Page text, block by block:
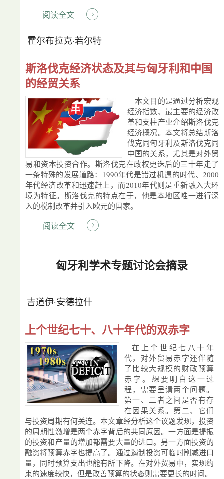
阅读全文
霍尔布拉克·若尔特
斯洛伐克经济状态及其与匈牙利和中国
的经贸关系
本文目的是通过分析宏观
经济指数、最主要的经济改
革和支柱产业介绍斯洛伐克
经济概况。本文将总结斯洛
伐克同匈牙利及斯洛伐克同
中国的关系，尤其是对外贸
易和资本投资合作。斯洛伐克在政权更迭后的三十年走了
一条特殊的发展道路：1990年代是错过机遇的时代、2000
年代经济改革和迅速赶上，而2010年代则是重新融入大环
境为特征。斯洛伐克的特点在于，他是本地区唯一进行深
入的税制改革并引入欧元的国家。
阅读全文
匈牙利学术专题讨论会摘录
吉道伊·安德拉什
上个世纪七十、八十年代的双赤字
在上个世纪七八十年
代，对外贸易赤字还伴随
了比较大规模的财政预算
赤字。想要明白这一过
程，需要呈请两个问题。
第一、二者之间是否有存
在因果关系。第二、它们
与投资周期有何关连。本文章经分析这个议题发现，投资
的周期性激增是两个赤字背后的共同原因。一方面是提振
的投资和产量的增加都需要大量的进口。另一方面投资的
融资将预算赤字也提高了。通过遏制投资可临时削减进口
量，同时预算支出也能有所下降。在对外贸易中，实现约
束的速度较快，但是改善预算的状态则需要更长的时间。